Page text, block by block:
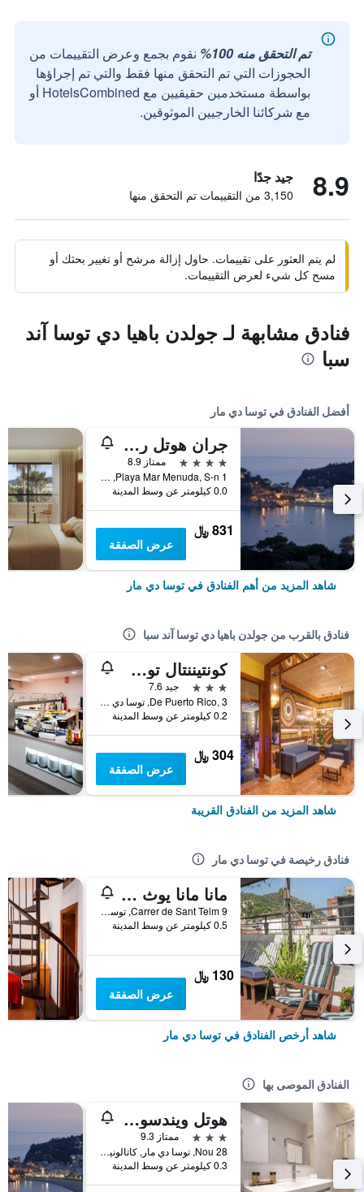
تم التحقق منه 100%
نقوم بجمع وعرض التقييمات من
الحجوزات التي تم التحقق منها فقط والتي تم إجراؤها
بواسطة مستخدمين حقيقيين مع HotelsCombined أو
مع شركائنا الخارجيين الموثوقين.
8.9 جيد جدًا
3,150 من التقييمات تم التحقق منها
لم يتم العثور على تقييمات. حاول إزالة مرشح أو تغيير بحثك أو
مسح كل شيء لعرض التقييمات.
فنادق مشابهة لـ جولدن باهيا دي توسا آند
سبا
أفضل الفنادق في توسا دي مار
جران هوتل ريمار
4 نجوم
ممتاز 8.9
Playa Mar Menuda, S-n 1, توسا دي مار, كاتالونيا, أسبانيا
0.0 كيلومتر عن وسط المدينة
831 ﷼
عرض الصفقة
شاهد المزيد من أهم الفنادق في توسا دي مار
فنادق بالقرب من جولدن باهيا دي توسا آند سبا
كونتيننتال توسا هوتل
3 نجوم
جيد 7.6
De Puerto Rico, 3, توسا دي مار, كاتالونيا, أسبانيا
0.2 كيلومتر عن وسط المدينة
304 ﷼
عرض الصفقة
شاهد المزيد من الفنادق القريبة
فنادق رخيصة في توسا دي مار
مانا مانا يوث هوستل
Carrer de Sant Telm 9, توسا دي مار, كاتالونيا, أسبانيا
0.5 كيلومتر عن وسط المدينة
130 ﷼
عرض الصفقة
شاهد أرخص الفنادق في توسا دي مار
الفنادق الموصى بها
هوتل ويندسور توسا - ٔلبالتس ٔنلي +16
3 نجوم
ممتاز 9.3
Nou 28, توسا دي مار, كاتالونيا, أسبانيا
0.3 كيلومتر عن وسط المدينة